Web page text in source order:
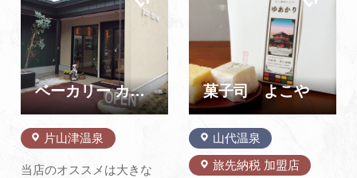
き、季節のパフェやスイー
ツとともに至福のひととき
をお過ごしいただけます。
ランチ(お弁当)は、ご予約
にて承っております※お子
様のご入…
食いしん坊の期待感を充分
に煽ってくれます。11月か
ら3月の蟹の季節には、美
味しい蟹を…
ベーカリー カフェ パンドーネ
片山津温泉
当店のオススメは大きな
ジに
菓子司 よこや
山代温泉
旅先納税 加盟店
ジに
追加